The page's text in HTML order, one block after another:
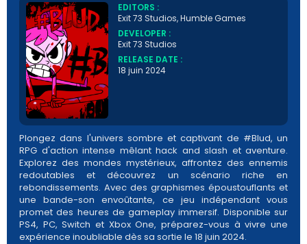
EDITORS :
Exit 73 Studios, Humble Games
DEVELOPER :
Exit 73 Studios
RELEASE DATE :
18 juin 2024
Plongez dans l'univers sombre et captivant de #Blud, un
RPG d'action intense mêlant hack and slash et aventure.
Explorez des mondes mystérieux, affrontez des ennemis
redoutables et découvrez un scénario riche en
rebondissements. Avec des graphismes époustouflants et
une bande-son envoûtante, ce jeu indépendant vous
promet des heures de gameplay immersif. Disponible sur
PS4, PC, Switch et Xbox One, préparez-vous à vivre une
expérience inoubliable dès sa sortie le 18 juin 2024.